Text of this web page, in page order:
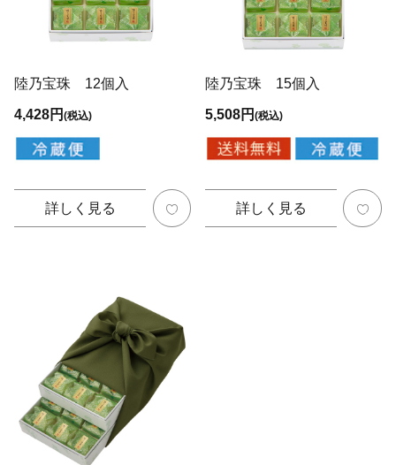
陸乃宝珠 12個入
4,428円(税込)
詳しく見る
陸乃宝珠 15個入
5,508円(税込)
詳しく見る